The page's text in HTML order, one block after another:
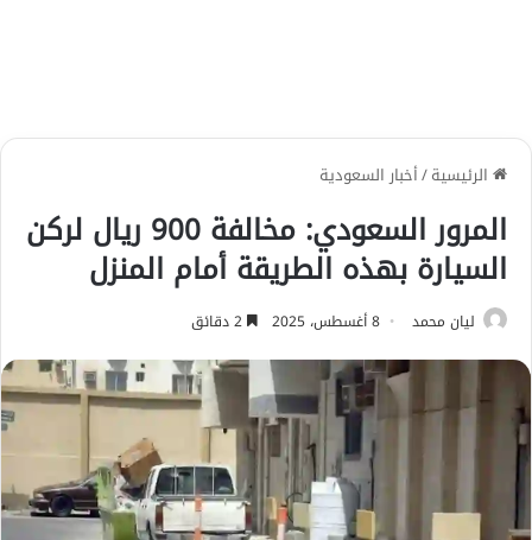
الرئيسية/أخبار السعودية
المرور السعودي: مخالفة 900 ريال لركن
السيارة بهذه الطريقة أمام المنزل
ليان محمد 8 أغسطس، 2025